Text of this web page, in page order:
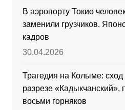
В аэропорту Токио
заменили грузчиков.
кадров
30.04.2026
Трагедия на Колыме:
разрезе «Кадыкчанский»,
восьми горняков